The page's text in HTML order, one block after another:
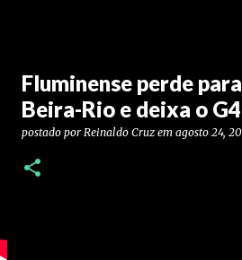
Fluminense perde
Beira-Rio e deixa o G4
postado por Reinaldo Cruz em agosto 24,